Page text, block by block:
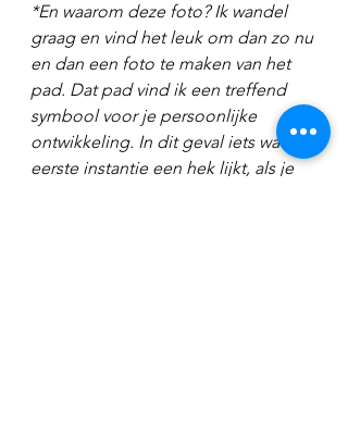
*En waarom deze foto? Ik wandel
graag en vind het leuk om dan zo nu
en dan een foto te maken van het
pad. Dat pad vind ik een treffend
symbool voor je persoonlijke
ontwikkeling. In dit geval iets wat in
eerste instantie een hek lijkt, als je